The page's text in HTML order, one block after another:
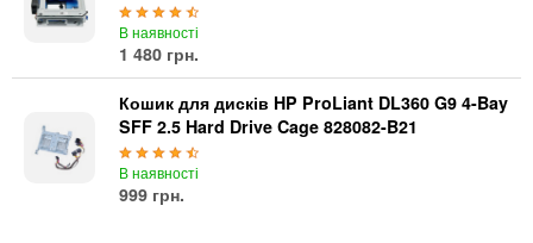
В наявності
1 480 грн.
Кошик для дисків HP ProLiant DL360 G9 4-Bay
SFF 2.5 Hard Drive Cage 828082-B21
В наявності
999 грн.